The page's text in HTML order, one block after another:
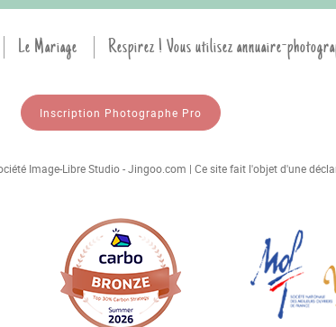
Le Mariage Respirez ! Vous utilisez annuaire-
Inscription Photographe Pro
Image-Libre Studio - Jingoo.com | Ce site fait l'objet d'une